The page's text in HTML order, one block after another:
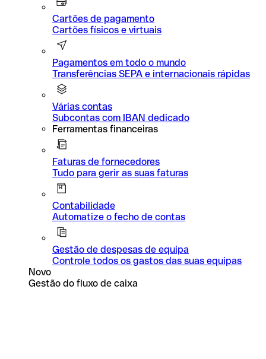
Cartões de pagamento
Cartões físicos e virtuais
Pagamentos em todo o mundo
Transferências SEPA e internacionais rápidas
Várias contas
Subcontas com IBAN dedicado
Ferramentas financeiras
Faturas de fornecedores
Tudo para gerir as suas faturas
Contabilidade
Automatize o fecho de contas
Gestão de despesas de equipa
Controle todos os gastos das suas equipas
Novo
Gestão do fluxo de caixa